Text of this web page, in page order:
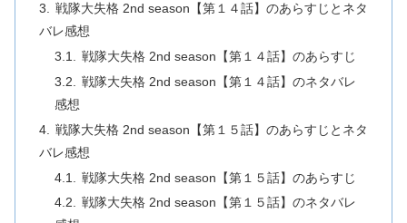
戦隊大失格 2nd season【第１４話】のあらすじとネタ
バレ感想
戦隊大失格 2nd season【第１４話】のあらすじ
戦隊大失格 2nd season【第１４話】のネタバレ
感想
戦隊大失格 2nd season【第１５話】のあらすじとネタ
バレ感想
戦隊大失格 2nd season【第１５話】のあらすじ
戦隊大失格 2nd season【第１５話】のネタバレ